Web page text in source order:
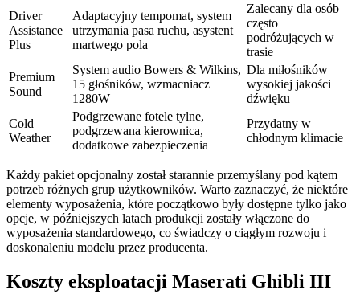
Driver
Assistance
Plus
Adaptacyjny tempomat, system
utrzymania pasa ruchu, asystent
martwego pola
Zalecany dla osób
często
podróżujących w
trasie
Premium
Sound
System audio Bowers & Wilkins,
15 głośników, wzmacniacz
1280W
Dla miłośników
wysokiej jakości
dźwięku
Cold
Weather
Podgrzewane fotele tylne,
podgrzewana kierownica,
dodatkowe zabezpieczenia
Przydatny w
chłodnym klimacie
Każdy pakiet opcjonalny został starannie przemyślany pod kątem
potrzeb różnych grup użytkowników. Warto zaznaczyć, że niektóre
elementy wyposażenia, które początkowo były dostępne tylko jako
opcje, w późniejszych latach produkcji zostały włączone do
wyposażenia standardowego, co świadczy o ciągłym rozwoju i
doskonaleniu modelu przez producenta.
Koszty eksploatacji Maserati Ghibli III